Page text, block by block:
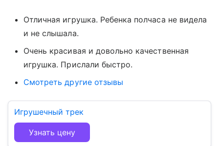
Отличная игрушка. Ребенка полчаса не видела
и не слышала.
Очень красивая и довольно качественная
игрушка. Прислали быстро.
Смотреть другие отзывы
Игрушечный трек
Узнать цену